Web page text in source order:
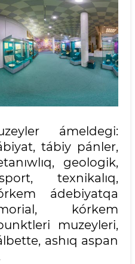
ámeldegi:
tábiy pánler,
geologik,
texnikalıq,
ádebiyatqa
kórkem
muzeyleri,
ashıq aspan